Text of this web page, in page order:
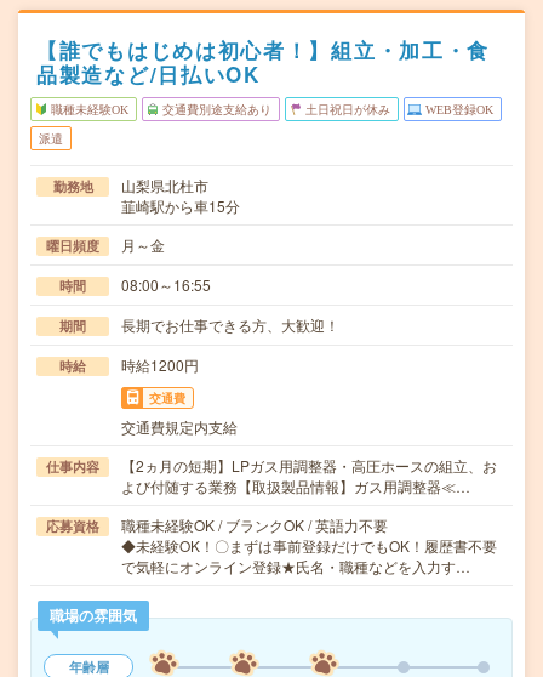
【誰でもはじめは初心者！】組立・加工・食
品製造など/日払いOK
職種未経験OK 交通費別途支給あり 土日祝日が休み WEB登録OK
派遣
勤務地
山梨県北杜市
韮崎駅から車15分
曜日頻度 月～金
時間 08:00～16:55
期間 長期でお仕事できる方、大歓迎！
時給 時給1200円
交通費
交通費規定内支給
仕事内容
【2ヵ月の短期】LPガス用調整器・高圧ホースの組立、お
よび付随する業務【取扱製品情報】ガス用調整器≪…
応募資格
職種未経験OK / ブランクOK / 英語力不要
◆未経験OK！〇まずは事前登録だけでもOK！履歴書不要
で気軽にオンライン登録★氏名・職種などを入力す…
職場の雰囲気
年齢層